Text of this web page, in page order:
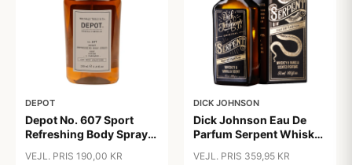
DEPOT
Depot No. 607 Sport
Refreshing Body Spray
VEJL. PRIS 190,00 KR
DICK JOHNSON
Dick Johnson Eau De
Parfum Serpent Whiskey
VEJL. PRIS 359,95 KR